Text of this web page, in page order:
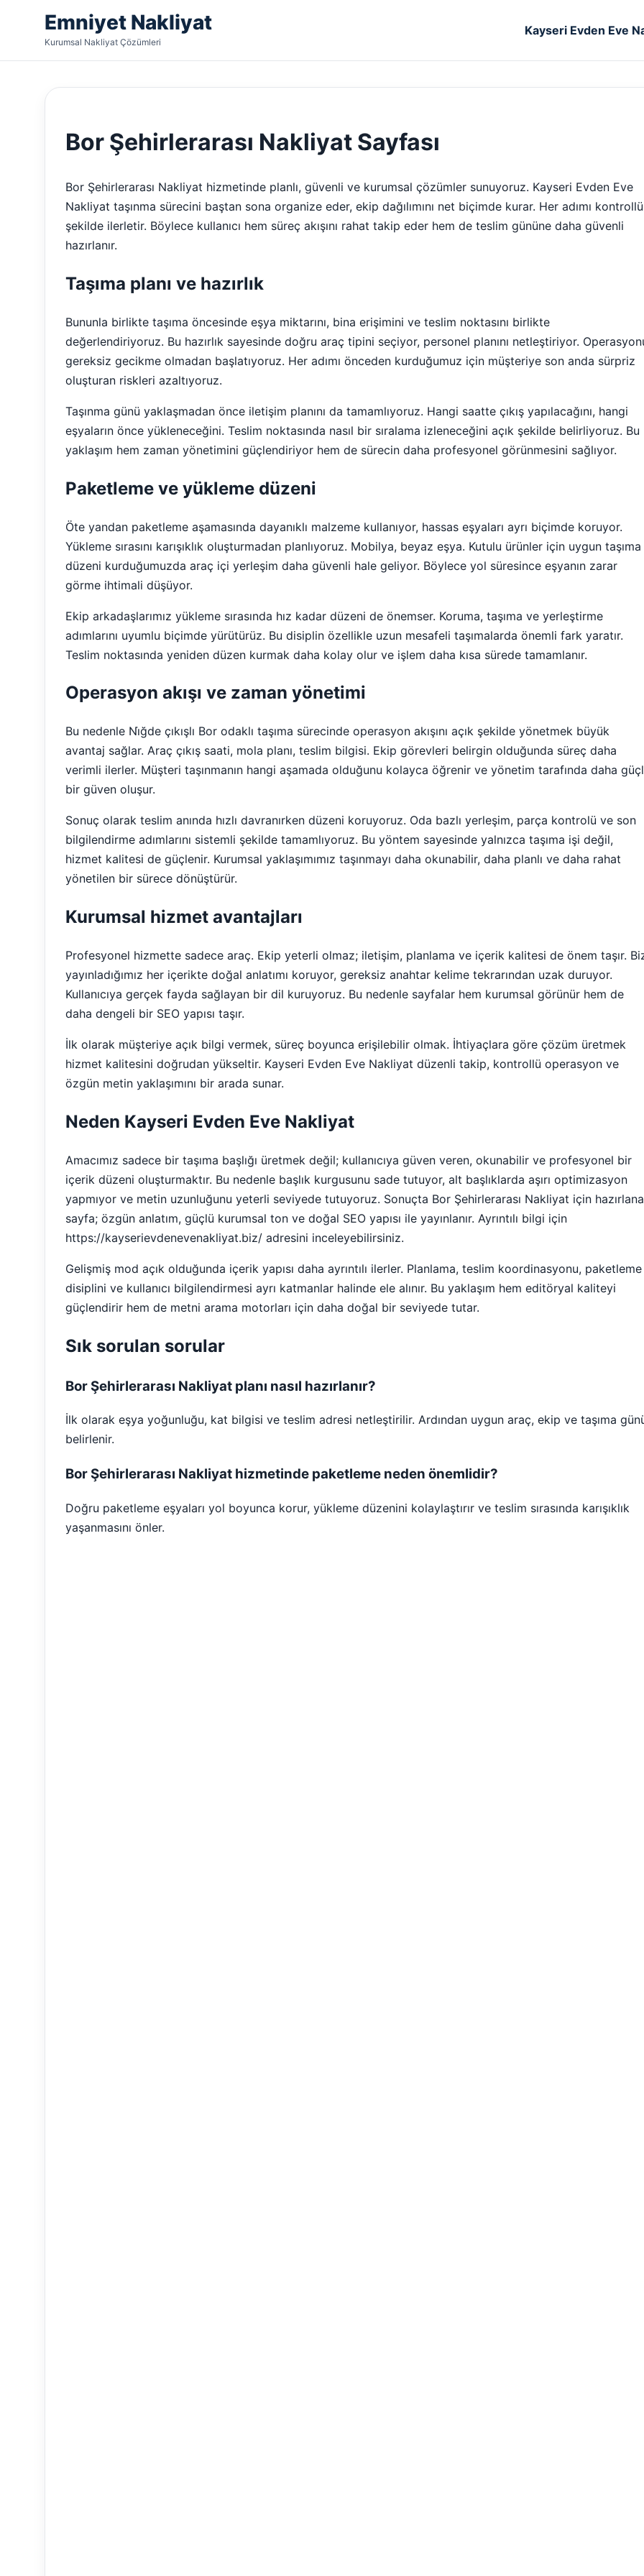
Emniyet Nakliyat
Kurumsal Nakliyat Çözümleri
Kayseri Evden Eve
Bor Şehirlerarası Nakliyat Sayfası
Bor Şehirlerarası Nakliyat hizmetinde planlı, güvenli ve kurumsal çözümler sunuyoruz. Kayseri Evden Eve
Nakliyat taşınma sürecini baştan sona organize eder, ekip dağılımını net biçimde kurar. Her adımı kontrollü
şekilde ilerletir. Böylece kullanıcı hem süreç akışını rahat takip eder hem de teslim gününe daha güvenli
hazırlanır.
Taşıma planı ve hazırlık
Bununla birlikte taşıma öncesinde eşya miktarını, bina erişimini ve teslim noktasını birlikte
değerlendiriyoruz. Bu hazırlık sayesinde doğru araç tipini seçiyor, personel planını netleştiriyor.
gereksiz gecikme olmadan başlatıyoruz. Her adımı önceden kurduğumuz için müşteriye son anda sürpriz
oluşturan riskleri azaltıyoruz.
Taşınma günü yaklaşmadan önce iletişim planını da tamamlıyoruz. Hangi saatte çıkış yapılacağını, hangi
eşyaların önce yükleneceğini. Teslim noktasında nasıl bir sıralama izleneceğini açık şekilde belirliyoruz. Bu
yaklaşım hem zaman yönetimini güçlendiriyor hem de sürecin daha profesyonel görünmesini sağlıyor.
Paketleme ve yükleme düzeni
Öte yandan paketleme aşamasında dayanıklı malzeme kullanıyor, hassas eşyaları ayrı biçimde koruyor.
Yükleme sırasını karışıklık oluşturmadan planlıyoruz. Mobilya, beyaz eşya. Kutulu ürünler için uygun taşıma
düzeni kurduğumuzda araç içi yerleşim daha güvenli hale geliyor. Böylece yol süresince eşyanın zarar
görme ihtimali düşüyor.
Ekip arkadaşlarımız yükleme sırasında hız kadar düzeni de önemser. Koruma, taşıma ve yerleştirme
adımlarını uyumlu biçimde yürütürüz. Bu disiplin özellikle uzun mesafeli taşımalarda önemli fark yaratır.
Teslim noktasında yeniden düzen kurmak daha kolay olur ve işlem daha kısa sürede tamamlanır.
Operasyon akışı ve zaman yönetimi
Bu nedenle Ni̇ğde çıkışlı Bor odaklı taşıma sürecinde operasyon akışını açık şekilde yönetmek büyük
avantaj sağlar. Araç çıkış saati, mola planı, teslim bilgisi. Ekip görevleri belirgin olduğunda süreç daha
verimli ilerler. Müşteri taşınmanın hangi aşamada olduğunu kolayca öğrenir ve yönetim tarafında daha
bir güven oluşur.
Sonuç olarak teslim anında hızlı davranırken düzeni koruyoruz. Oda bazlı yerleşim, parça kontrolü ve son
bilgilendirme adımlarını sistemli şekilde tamamlıyoruz. Bu yöntem sayesinde yalnızca taşıma işi değil,
hizmet kalitesi de güçlenir. Kurumsal yaklaşımımız taşınmayı daha okunabilir, daha planlı ve daha rahat
yönetilen bir sürece dönüştürür.
Kurumsal hizmet avantajları
Profesyonel hizmette sadece araç. Ekip yeterli olmaz; iletişim, planlama ve içerik kalitesi de önem taşır.
yayınladığımız her içerikte doğal anlatımı koruyor, gereksiz anahtar kelime tekrarından uzak duruyor.
Kullanıcıya gerçek fayda sağlayan bir dil kuruyoruz. Bu nedenle sayfalar hem kurumsal görünür hem de
daha dengeli bir SEO yapısı taşır.
İlk olarak müşteriye açık bilgi vermek, süreç boyunca erişilebilir olmak. İhtiyaçlara göre çözüm üretmek
hizmet kalitesini doğrudan yükseltir. Kayseri Evden Eve Nakliyat düzenli takip, kontrollü operasyon ve
özgün metin yaklaşımını bir arada sunar.
Neden Kayseri Evden Eve Nakliyat
Amacımız sadece bir taşıma başlığı üretmek değil; kullanıcıya güven veren, okunabilir ve profesyonel bir
içerik düzeni oluşturmaktır. Bu nedenle başlık kurgusunu sade tutuyor, alt başlıklarda aşırı optimizasyon
yapmıyor ve metin uzunluğunu yeterli seviyede tutuyoruz. Sonuçta Bor Şehirlerarası Nakliyat için
sayfa; özgün anlatım, güçlü kurumsal ton ve doğal SEO yapısı ile yayınlanır. Ayrıntılı bilgi için
https://kayserievdenevenakliyat.biz/ adresini inceleyebilirsiniz.
Gelişmiş mod açık olduğunda içerik yapısı daha ayrıntılı ilerler. Planlama, teslim koordinasyonu, paketleme
disiplini ve kullanıcı bilgilendirmesi ayrı katmanlar halinde ele alınır. Bu yaklaşım hem editöryal kaliteyi
güçlendirir hem de metni arama motorları için daha doğal bir seviyede tutar.
Sık sorulan sorular
Bor Şehirlerarası Nakliyat planı nasıl hazırlanır?
İlk olarak eşya yoğunluğu, kat bilgisi ve teslim adresi netleştirilir. Ardından uygun araç, ekip ve taşıma
belirlenir.
Bor Şehirlerarası Nakliyat hizmetinde paketleme neden önemlidir?
Doğru paketleme eşyaları yol boyunca korur, yükleme düzenini kolaylaştırır ve teslim sırasında karışıklık
yaşanmasını önler.